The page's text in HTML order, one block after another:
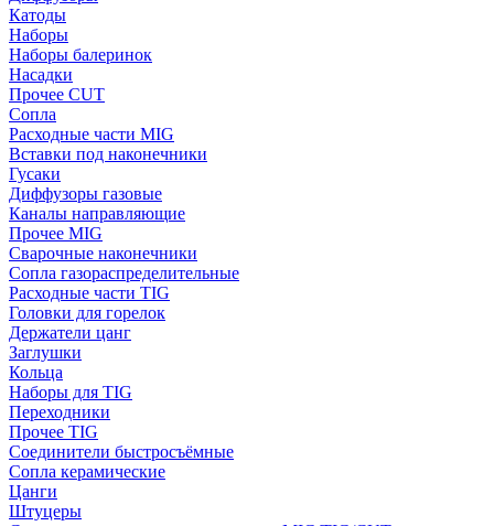
Катоды
Наборы
Наборы балеринок
Насадки
Прочее CUT
Сопла
Расходные части MIG
Вставки под наконечники
Гусаки
Диффузоры газовые
Каналы направляющие
Прочее MIG
Сварочные наконечники
Сопла газораспределительные
Расходные части TIG
Головки для горелок
Держатели цанг
Заглушки
Кольца
Наборы для TIG
Переходники
Прочее TIG
Соединители быстросъёмные
Сопла керамические
Цанги
Штуцеры